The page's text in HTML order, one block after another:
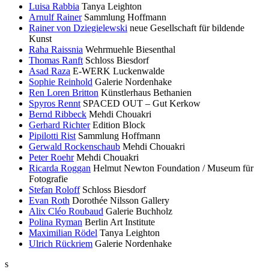
Luisa Rabbia Tanya Leighton
Arnulf Rainer Sammlung Hoffmann
Rainer von Dziegielewski neue Gesellschaft für bildende
Kunst
Raha Raissnia Wehrmuehle Biesenthal
Thomas Ranft Schloss Biesdorf
Asad Raza E-WERK Luckenwalde
Sophie Reinhold Galerie Nordenhake
Ren Loren Britton Künstlerhaus Bethanien
Spyros Rennt SPACED OUT – Gut Kerkow
Bernd Ribbeck Mehdi Chouakri
Gerhard Richter Edition Block
Pipilotti Rist Sammlung Hoffmann
Gerwald Rockenschaub Mehdi Chouakri
Peter Roehr Mehdi Chouakri
Ricarda Roggan Helmut Newton Foundation / Museum für
Fotografie
Stefan Roloff Schloss Biesdorf
Evan Roth Dorothée Nilsson Gallery
Alix Cléo Roubaud Galerie Buchholz
Polina Ryman Berlin Art Institute
Maximilian Rödel Tanya Leighton
Ulrich Rückriem Galerie Nordenhake
s